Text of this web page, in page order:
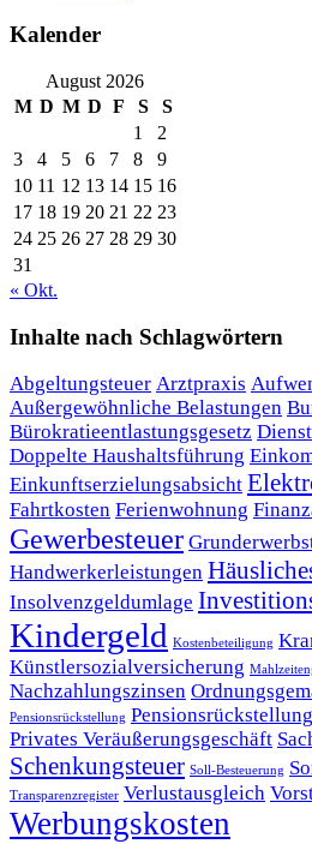
Kalender
August 2026
M D M D F S
S
1
2
3
4 5 6 7 8
9
10 11 12 13 14 15 16
17 18 19 20 21 22 23
24 25 26 27 28 29 30
31
« Okt.
Inhalte nach Schlagwörtern
Abgeltungsteuer Arztpraxis
Außergewöhnliche Belastungen
Bürokratieentlastungsgesetz
Doppelte Haushaltsführung
Einkunftserzielungsabsicht
Fahrtkosten Ferienwohnung
Gewerbesteuer
Handwerkerleistungen
Insolvenzgeldumlage
Kindergeld Kostenbeteiligung
Künstlersozialversicherung
Nachzahlungszinsen
Pensionsrückstellung
Privates Veräußerungsgeschäft
Schenkungsteuer Soll-Besteuerung
Transparenzregister Verlustausgleich
Werbungskosten